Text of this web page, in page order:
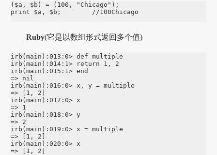
($a, $b) = (100, "Chicago");
print $a, $b;        //100Chicago
Ruby(它是以数组形式返回多个值)
irb(main):013:0> def multiple
irb(main):014:1> return 1, 2
irb(main):015:1> end
=> nil
irb(main):016:0> x, y = multiple
=> [1, 2]
irb(main):017:0> x
=> 1
irb(main):018:0> y
=> 2
irb(main):019:0> x = multiple
=> [1, 2]
irb(main):020:0> x
=> [1, 2]